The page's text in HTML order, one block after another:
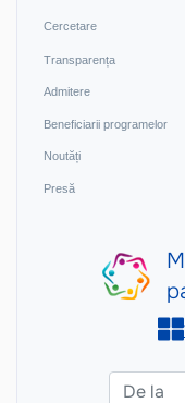
Cercetare
Transparența
Admitere
Beneficiarii programelor
Noutăți
Presă